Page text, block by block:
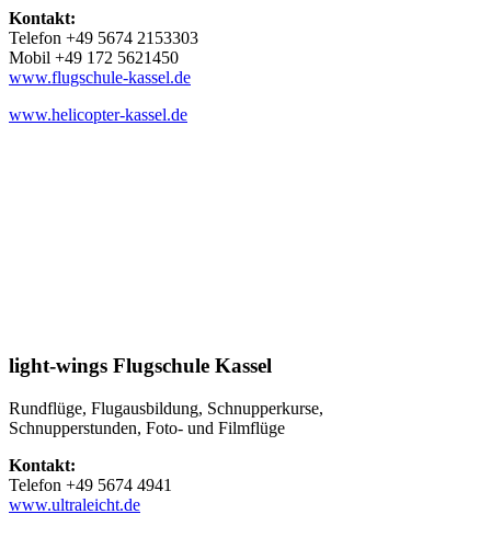
Kontakt:
Telefon +49 5674 2153303
Mobil +49 172 5621450
www.flugschule-kassel.de
www.helicopter-kassel.de
light-wings Flugschule Kassel
Rundflüge, Flugausbildung, Schnupperkurse,
Schnupperstunden, Foto- und Filmflüge
Kontakt:
Telefon +49 5674 4941
www.ultraleicht.de